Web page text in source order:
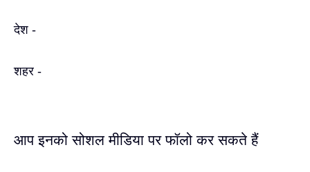
देश -
शहर -
आप इनको सोशल मीडिया पर फॉलो कर सकते हैं